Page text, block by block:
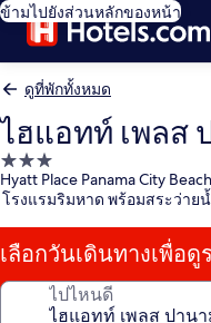
ข้ามไปยังส่วนหลักของหน้า
ดูที่พักทั้งหมด
ไฮแอทท์ เพลส
ที่พัก
3.0
Hyatt Place Panama City Beach
โรงแรมริมหาด พร้อมสระว่ายน้
เลือกวันเดินทางเพื่อดู
ไปไหนดี